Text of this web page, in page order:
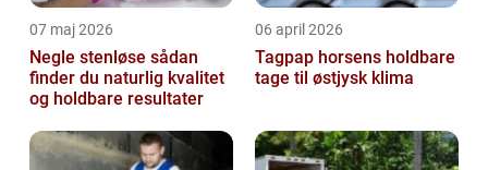
07 maj 2026
Negle stenløse sådan
finder du naturlig kvalitet
og holdbare resultater
06 april 2026
Tagpap horsens holdbare
tage til østjysk klima